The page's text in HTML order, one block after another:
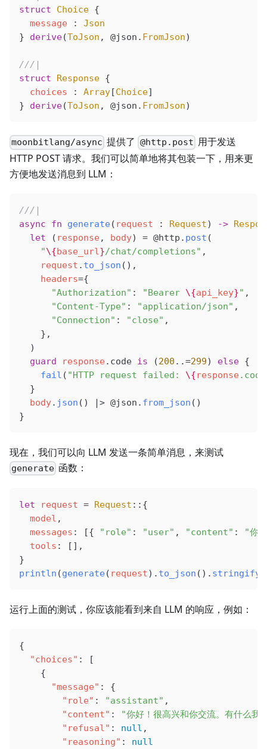
struct Choice {
  message
: Json
} derive(ToJson , @json . FromJson)
///|
struct Response {
  choices
: Array [Choice]
} derive(ToJson , @json . FromJson)
moonbitlang/async 提供了 @http.post 用于发送
HTTP POST 请求。我们可以简单地将其包装一下，用来更
方便地发送消息到 LLM：
///|
async fn generate( request : Request) ->
  let
( response, body) = @http . post (
    "
\{base_url}/chat/completions" ,
    request
. to_json (),
    headers
={
      "Authorization"
: "Bearer \{api_key}" ,
      "Content-Type"
: "application/json" ,
      "Connection"
: "close" ,
    },
  )
  guard
response.code is (200 ..=299) else {
    fail
( "HTTP request failed: \{response.code
  }
  body
. json () |> @json . from_json ()
}
现在，我们可以向 LLM 发送一条简单消息，来测试
generate 函数：
let request = Request ::{
  model
,
  messages
: [{ "role" : "user" , "content" :
"你
  tools
: [],
}
println (generate( request). to_json (). stringify
运行上面的测试，你应该能看到来自 LLM 的响应，例如：
{
  "choices"
: [
    {
      "message"
: {
        "role"
: "assistant" ,
        "content"
:
"你好！很高兴和你交流。有什么我
        "refusal"
: null ,
        "reasoning"
: null